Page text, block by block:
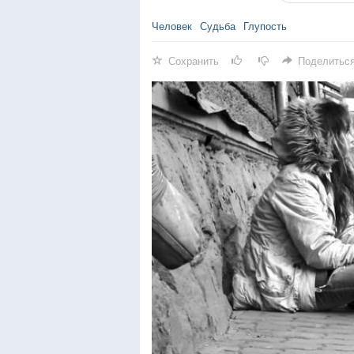
Человек Судьба Глупость
Сохранить